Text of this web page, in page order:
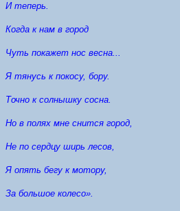
И теперь.
Когда к нам в город
Чуть покажет нос весна...
Я тянусь к покосу, бору.
Точно к солнышку сосна.
Но в полях мне снится город,
Не по сердцу ширь лесов,
Я опять бегу к мотору,
За большое колесо».